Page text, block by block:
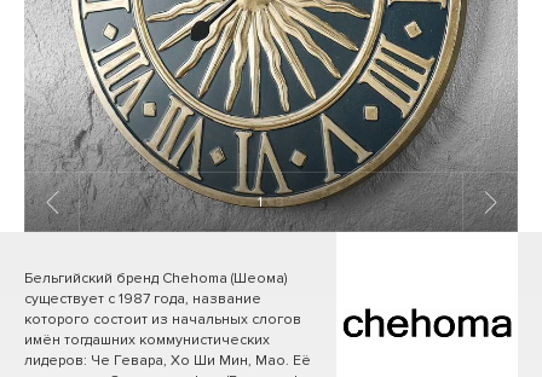
1/ 8
Бельгийский бренд Chehoma (Шеома)
существует с 1987 года, название
которого состоит из начальных слогов
имён тогдашних коммунистических
лидеров: Че Гевара, Хо Ши Мин, Мао. Её